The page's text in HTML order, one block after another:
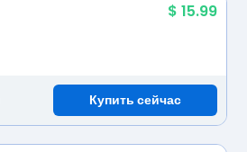
$ 15.99
Купить сейчас